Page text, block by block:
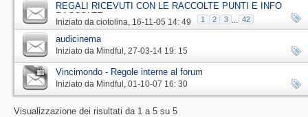
REGALI RICEVUTI CON LE RACCOLTE PUNTI E INFO
RACCOLTE
Iniziato da ciotolina‎, 16-11-05 14: 49 1 2 3 ... 42
audicinema
Iniziato da Mindful ‎, 27-03-14 19: 15
Vincimondo - Regole interne al forum
Iniziato da Mindful ‎, 01-10-07 16: 30
Visualizzazione dei risultati da 1 a 5 su 5